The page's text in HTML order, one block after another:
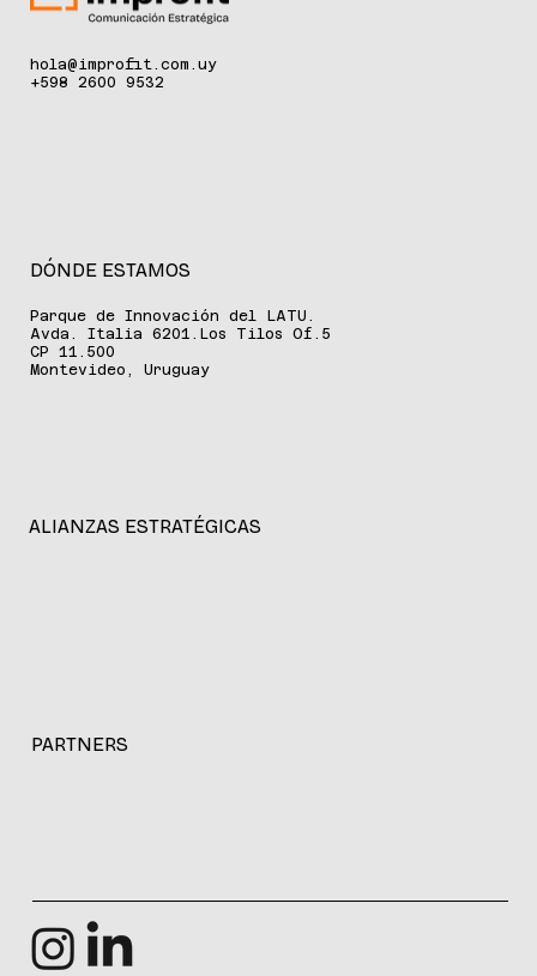
hola@improfit.com.uy
+598 2600 9532
DÓNDE ESTAMOS
Parque de Innovación del LATU.
Avda. Italia 6201.Los Tilos Of.5
CP 11.500
Montevideo, Uruguay
ALIANZAS ESTRATÉGICAS
PARTNERS